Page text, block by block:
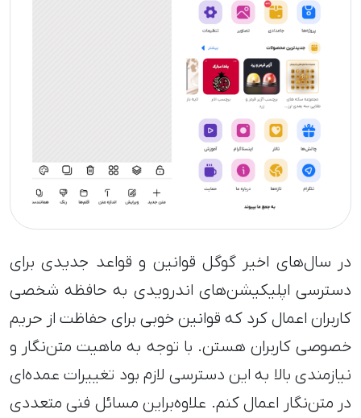
در سال‌های اخیر گوگل قوانین و قواعد جدیدی برای
دسترسی اپلیکیشن‌های اندرویدی به حافظه شخصی
کاربران اعمال کرد که قوانین خوبی برای حفاظت از حریم
خصوصی کاربران هستن. با توجه به ماهیت متن‌نگار و
نیازمندی بالا به این دسترسی لازم بود تغییرات عمده‌ای
در متن‌نگار اعمال کنم. علاوه‌براین مسائل فنی متعددی